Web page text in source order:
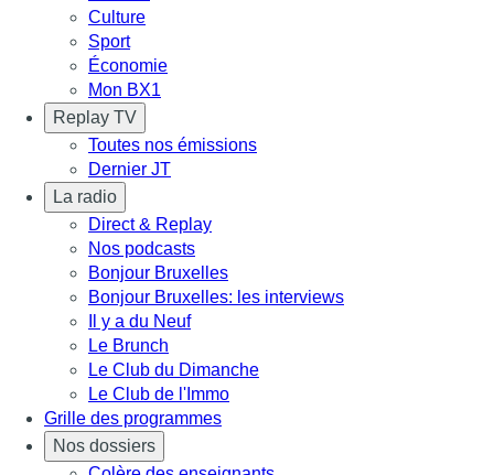
Culture
Sport
Économie
Mon BX1
Replay TV
Toutes nos émissions
Dernier JT
La radio
Direct & Replay
Nos podcasts
Bonjour Bruxelles
Bonjour Bruxelles: les interviews
Il y a du Neuf
Le Brunch
Le Club du Dimanche
Le Club de l'Immo
Grille des programmes
Nos dossiers